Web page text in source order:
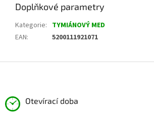
Doplňkové parametry
Kategorie: TYMIÁNOVÝ MED
EAN: 5200111921071
Otevírací doba